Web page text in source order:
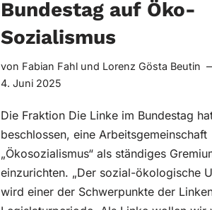
Bundestag auf Öko-
Sozialismus
von Fabian Fahlund Lorenz Gösta Beutin
4. Juni 2025
Die Fraktion Die Linke im Bundestag
beschlossen, eine Arbeitsgemeinschaft
„Ökosozialismus“ als ständiges
einzurichten. „Der sozial-ökologische
wird einer der Schwerpunkte der